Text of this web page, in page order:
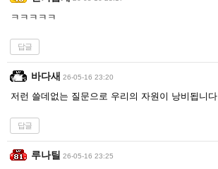
ㅋㅋㅋㅋㅋ
답글
바다새 26-05-16 23:20
저런 쓸데없는 질문으로 우리의 자원이 낭비됩니다
답글
루나틸 26-05-16 23:25